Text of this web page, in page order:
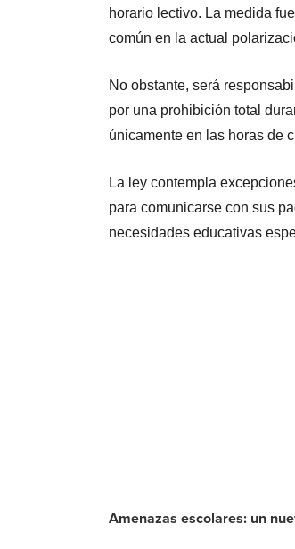
horario lectivo. La medida
común en la actual
No obstante, será
por una prohibición total
únicamente en las horas de
La ley contempla
para comunicarse con sus
necesidades educativas
Amenazas escolares: un